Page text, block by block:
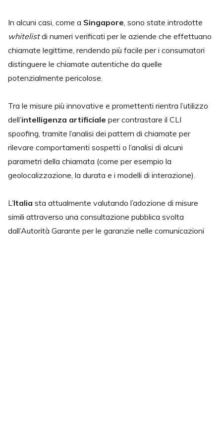
In alcuni casi, come a Singapore , sono state introdotte
whitelistdi numeri verificati per le aziende che effettuano
chiamate legittime, rendendo più facile per i consumatori
distinguere le chiamate autentiche da quelle
potenzialmente pericolose.
Tra le misure più innovative e promettenti rientra l’utilizzo
dell’intelligenza artificiale per contrastare il CLI
spoofing, tramite l’analisi dei pattern di chiamate per
rilevare comportamenti sospetti o l’analisi di alcuni
parametri della chiamata (come per esempio la
geolocalizzazione, la durata e i modelli di interazione).
L’Italia sta attualmente valutando l’adozione di misure
simili attraverso una consultazione pubblica svolta
dall’Autorità Garante per le garanzie nelle comunicazioni